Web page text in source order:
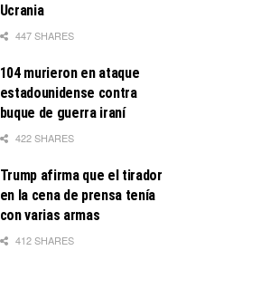
Ucrania
447 SHARES
104 murieron en ataque
estadounidense contra
buque de guerra iraní
422 SHARES
Trump afirma que el tirador
en la cena de prensa tenía
con varias armas
412 SHARES